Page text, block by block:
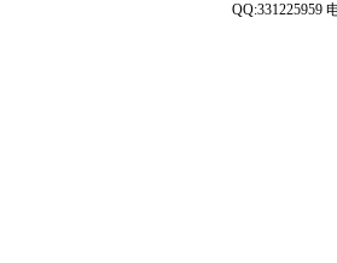
QQ:331225959